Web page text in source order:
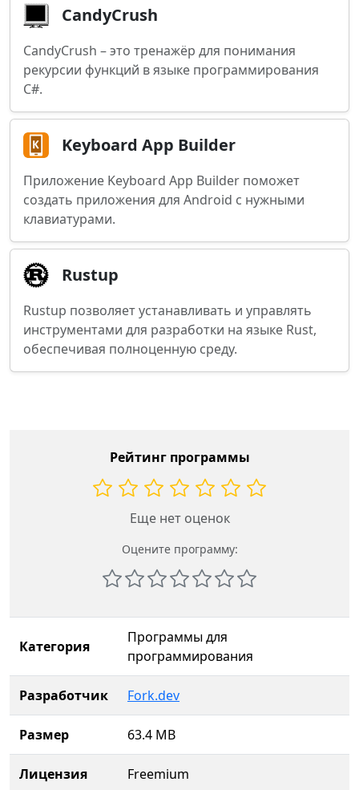
CandyCrush
CandyCrush – это тренажёр для понимания
рекурсии функций в языке программирования
C#.
Keyboard App Builder
Приложение Keyboard App Builder поможет
создать приложения для Android с нужными
клавиатурами.
Rustup
Rustup позволяет устанавливать и управлять
инструментами для разработки на языке Rust,
обеспечивая полноценную среду.
Рейтинг программы
Еще нет оценок
Оцените программу:
Категория
Программы для
программирования
Разработчик Fork.dev
Размер 63.4 MB
Лицензия Freemium